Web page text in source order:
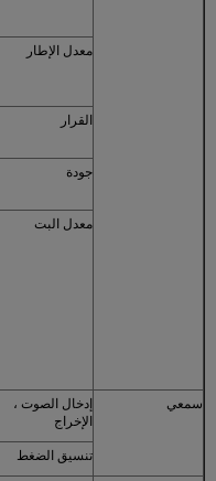
معدل الإطار
القرار
جودة
معدل البت
سمعي
إدخال الصوت ،
الإخراج
تنسيق الضغط